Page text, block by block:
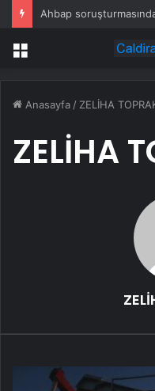
Menü
Anasayfa / ZELİHA
ZELİHA